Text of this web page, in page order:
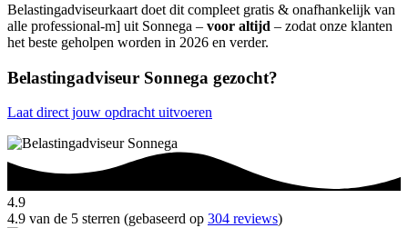
Belastingadviseurkaart doet dit compleet gratis & onafhankelijk van
alle professional-m] uit Sonnega – voor altijd – zodat onze klanten
het beste geholpen worden in 2026 en verder.
Belastingadviseur Sonnega gezocht?
Laat direct jouw opdracht uitvoeren
4.9
4.9 van de 5 sterren (gebaseerd op 304 reviews)